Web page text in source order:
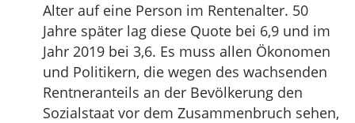
Alter auf eine Person im Rentenalter. 50
Jahre später lag diese Quote bei 6,9 und im
Jahr 2019 bei 3,6. Es muss allen Ökonomen
und Politikern, die wegen des wachsenden
Rentneranteils an der Bevölkerung den
Sozialstaat vor dem Zusammenbruch sehen,